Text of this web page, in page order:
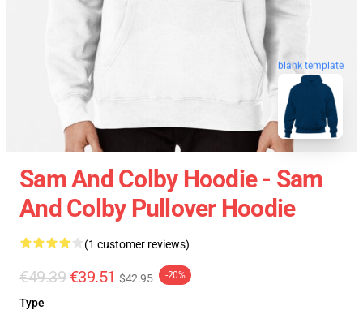
blank template
Sam And Colby Hoodie - Sam
And Colby Pullover Hoodie
(1 customer reviews)
€49.39 €39.51 $42.95 -20%
Type